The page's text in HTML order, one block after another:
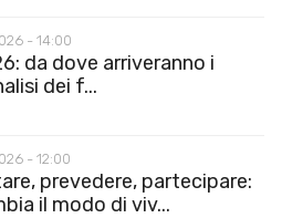
- 14:00
da dove arriveranno i
dei f...
- 12:00
prevedere, partecipare:
il modo di viv...